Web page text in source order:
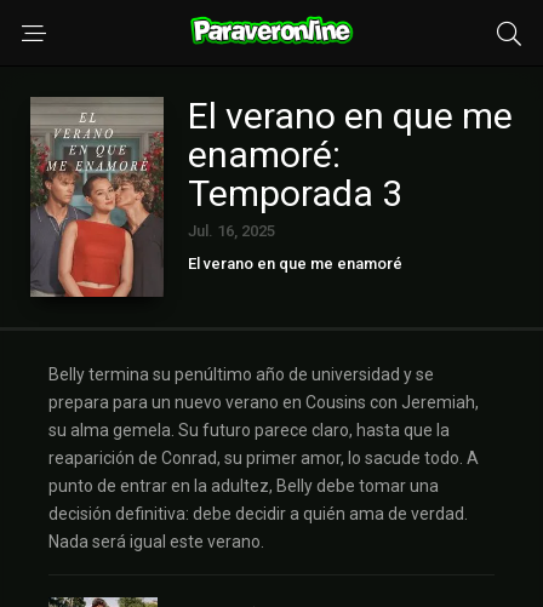
El verano en que me
enamoré:
Temporada 3
Jul. 16, 2025
El verano en que me enamoré
Belly termina su penúltimo año de universidad y se
prepara para un nuevo verano en Cousins con Jeremiah,
su alma gemela. Su futuro parece claro, hasta que la
reaparición de Conrad, su primer amor, lo sacude todo. A
punto de entrar en la adultez, Belly debe tomar una
decisión definitiva: debe decidir a quién ama de verdad.
Nada será igual este verano.